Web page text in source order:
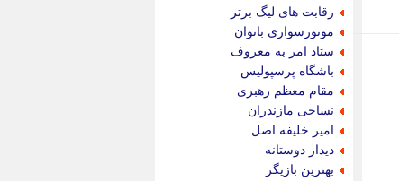
رقابت های لیگ برتر
موتورسواری بانوان
ستاد امر به معروف
باشگاه پرسپولیس
مقام معظم رهبری
نساجی مازندران
امیر خلیفه اصل
دیدار دوستانه
بهترین بازیگر